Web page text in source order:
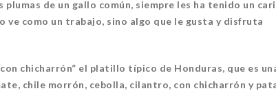
de un gallo común, siempre les ha tenido un
ve como un trabajo, sino algo que le gusta y disfruta
chicharrón” el platillo típico de Honduras, que es
chile morrón, cebolla, cilantro, con chicharrón y